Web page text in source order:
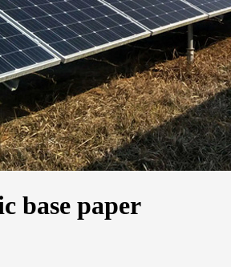
base paper